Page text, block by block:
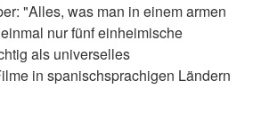
"Alles, was man in einem armen
nur fünf einheimische
als universelles
in spanischsprachigen Ländern